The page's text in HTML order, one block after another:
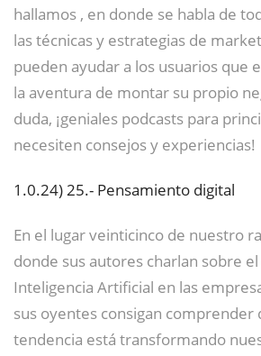
hallamos , en donde se habla de
las técnicas y estrategias de
pueden ayudar a los usuarios que
la aventura de montar su propio
duda, ¡geniales podcasts para
necesiten consejos y experiencias!
1.0.24)25.- Pensamiento digital
En el lugar veinticinco de nuestro
donde sus autores charlan sobre
Inteligencia Artificial en las
sus oyentes consigan comprender
tendencia está transformando